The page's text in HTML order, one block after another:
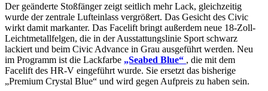
Der geänderte Stoßfänger zeigt seitlich mehr Lack, gleichzeitig
wurde der zentrale Lufteinlass vergrößert. Das Gesicht des Civic
wirkt damit markanter. Das Facelift bringt außerdem neue 18-Zoll-
Leichtmetallfelgen, die in der Ausstattungslinie Sport schwarz
lackiert und beim Civic Advance in Grau ausgeführt werden. Neu
im Programm ist die Lackfarbe „Seabed Blue“ , die mit dem
Facelift des HR-V eingeführt wurde. Sie ersetzt das bisherige
„Premium Crystal Blue“ und wird gegen Aufpreis zu haben sein.